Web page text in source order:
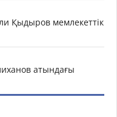
Қыдыров мемлекеттік
атындағы